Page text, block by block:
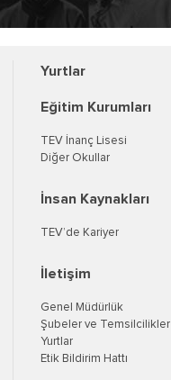
Yurtlar
Eğitim Kurumları
TEV İnanç Lisesi
Diğer Okullar
İnsan Kaynakları
TEV’de Kariyer
İletişim
Genel Müdürlük
Şubeler ve Temsilcilikler
Yurtlar
Etik Bildirim Hattı